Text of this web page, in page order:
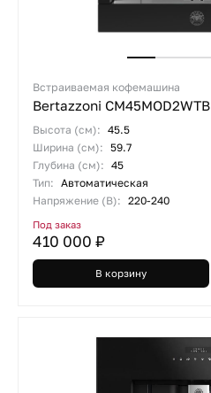
Встраиваемая кофемашина
Bertazzoni CM45MOD2WTB
Высота (см): 45.5
Ширина (см): 59.7
Глубина (см): 45
Тип: Автоматическая
Напряжение (В): 220-240
Под заказ
410 000 ₽
В корзину